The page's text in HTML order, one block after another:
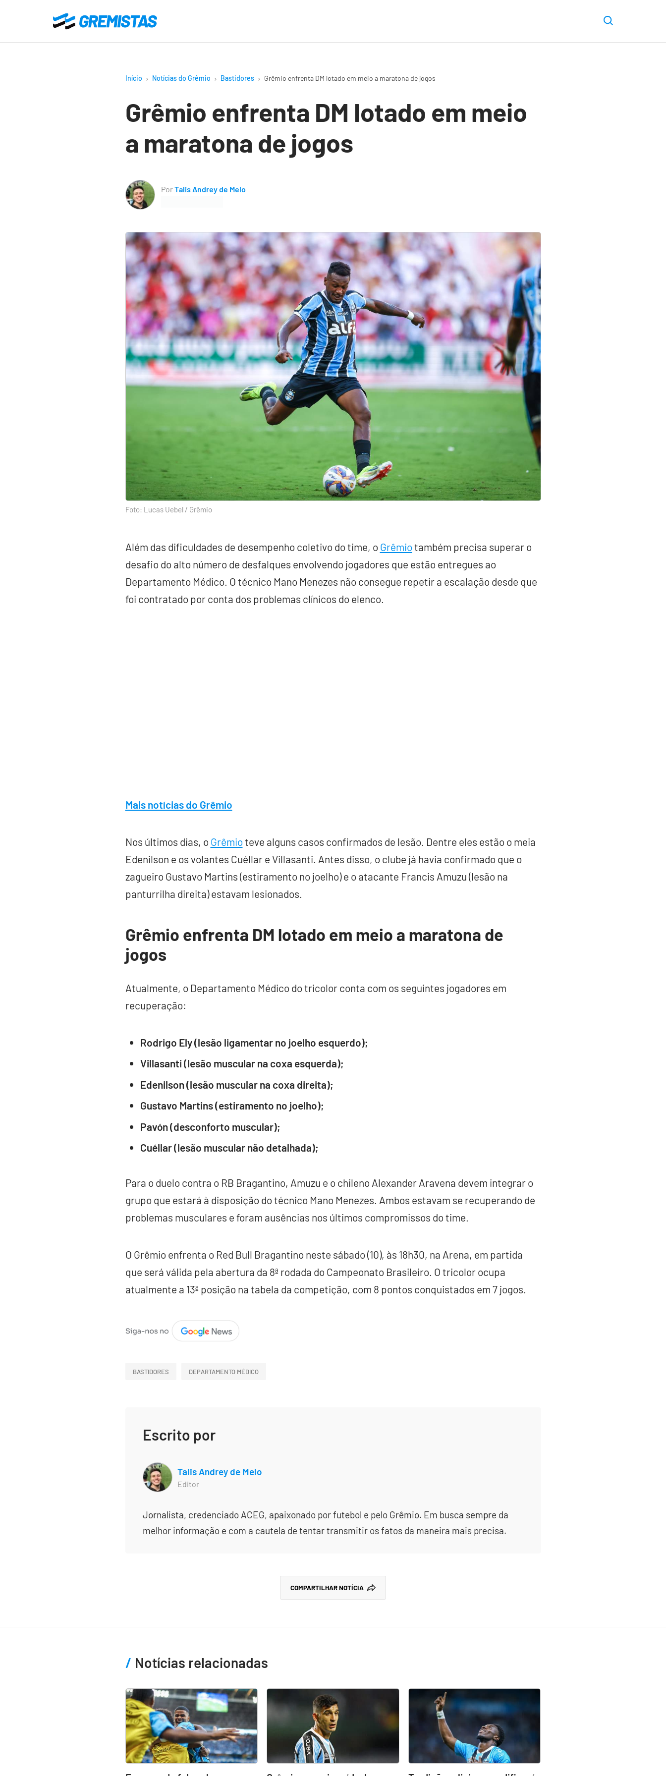
o
Gremistas
Início Notícias do Grêmio Bastidores Grêmio enfrenta DM lotado em meio a maratona de jogos
Grêmio enfrenta DM lotado em meio
a maratona de jogos
PorTalis Andrey de Melo
Foto: Lucas Uebel / Grêmio
Além das dificuldades de desempenho coletivo do time, o Grêmio também precisa superar o
desafio do alto número de desfalques envolvendo jogadores que estão entregues ao
Departamento Médico. O técnico Mano Menezes não consegue repetir a escalação desde que
foi contratado por conta dos problemas clínicos do elenco.
Mais notícias do Grêmio
Nos últimos dias, o Grêmio teve alguns casos confirmados de lesão. Dentre eles estão o meia
Edenilson e os volantes Cuéllar e Villasanti. Antes disso, o clube já havia confirmado que o
zagueiro Gustavo Martins (estiramento no joelho) e o atacante Francis Amuzu (lesão na
panturrilha direita) estavam lesionados.
Grêmio enfrenta DM lotado em meio a maratona de
jogos
Atualmente, o Departamento Médico do tricolor conta com os seguintes jogadores em
recuperação:
Rodrigo Ely (lesão ligamentar no joelho esquerdo);
Villasanti (lesão muscular na coxa esquerda);
Edenilson (lesão muscular na coxa direita);
Gustavo Martins (estiramento no joelho);
Pavón (desconforto muscular);
Cuéllar (lesão muscular não detalhada);
Para o duelo contra o RB Bragantino, Amuzu e o chileno Alexander Aravena devem integrar o
grupo que estará à disposição do técnico Mano Menezes. Ambos estavam se recuperando de
problemas musculares e foram ausências nos últimos compromissos do time.
O Grêmio enfrenta o Red Bull Bragantino neste sábado (10), às 18h30, na Arena, em partida
que será válida pela abertura da 8ª rodada do Campeonato Brasileiro. O tricolor ocupa
atualmente a 13ª posição na tabela da competição, com 8 pontos conquistados em 7 jogos.
BASTIDORES DEPARTAMENTO MÉDICO
Escrito por
Talis Andrey de Melo
Editor
Jornalista, credenciado ACEG, apaixonado por futebol e pelo Grêmio. Em busca sempre da
melhor informação e com a cautela de tentar transmitir os fatos da maneira mais precisa.
COMPARTILHAR NOTÍCIA
Notícias relacionadas